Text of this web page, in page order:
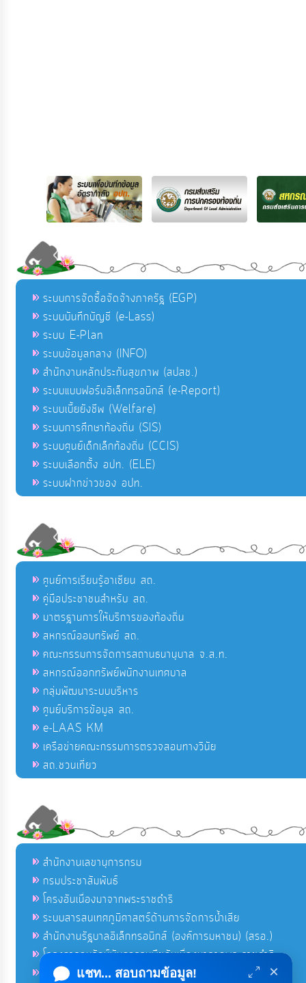
ระบบการจัดซื้อจัดจ้างภาครัฐ (EGP)
ระบบบันทึกบัญชี (e-Lass)
ระบบ E-Plan
ระบบข้อมูลกลาง (INFO)
สำนักงานหลักประกันสุขภาพ (สปสช.)
ระบบแบบฟอร์มอิเล็กทรอนิกส์ (e-Report)
ระบบเบี้ยยังชีพ (Welfare)
ระบบการศึกษาท้องถิ่น (SIS)
ระบบศูนย์เด็กเล็กท้องถิ่น (CCIS)
ระบบเลือกตั้ง อปท. (ELE)
ระบบฝากข่าวของ อปท.
ศูนย์การเรียนรู้อาเซียน สถ.
คู่มือประชาชนสำหรับ สถ.
มาตรฐานการให้บริการของท้องถิ่น
สหกรณ์ออมทรัพย์ สถ.
คณะกรรมการจัดการสถานธนานุบาล จ.ส.ท.
สหกรณ์ออกทรัพย์พนักงานเทศบาล
กลุ่มพัฒนาระบบบริหาร
ศูนย์บริการข้อมูล สถ.
e-LAAS KM
เครือข่ายคณะกรรมการตรวจสอบทางวินัย
สถ.ชวนเที่ยว
สำนักงานเลขานุการกรม
กรมประชาสัมพันธ์
โครงอันเนื่องมาจากพระราชดำริ
ระบบสารสนเทศภูมิศาสตร์ด้านการจัดการน้ำเสีย
สำนักงานรัฐบาลอิเล็กทรอนิกส์ (องค์การมหาชน) (สรอ.)
โครงการอนุรักษ์พันธุกรรมพืชอันเนื่องมาจากพระราชดำริ
คลังข่าวมหาไทย
แชท... สอบถามข้อมูล! ×